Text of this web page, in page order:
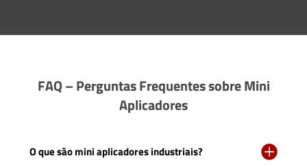
FAQ – Perguntas Frequentes sobre Mini
Aplicadores
O que são mini aplicadores industriais? 